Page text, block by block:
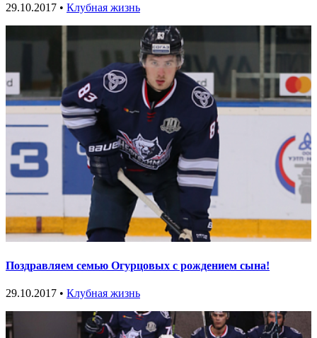
29.10.2017 • Клубная жизнь
Поздравляем семью Огурцовых с рождением сына!
29.10.2017 • Клубная жизнь